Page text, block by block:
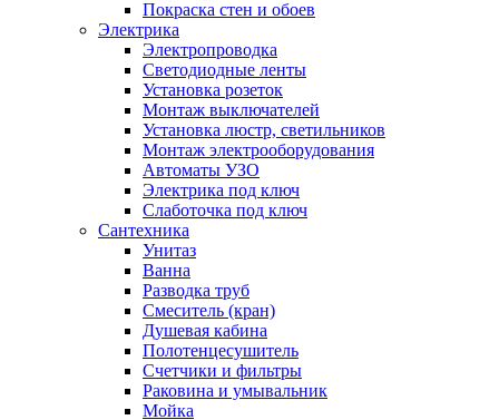
Покраска стен и обоев
Электрика
Электропроводка
Светодиодные ленты
Установка розеток
Монтаж выключателей
Установка люстр, светильников
Монтаж электрооборудования
Автоматы УЗО
Электрика под ключ
Слаботочка под ключ
Сантехника
Унитаз
Ванна
Разводка труб
Смеситель (кран)
Душевая кабина
Полотенцесушитель
Счетчики и фильтры
Раковина и умывальник
Мойка